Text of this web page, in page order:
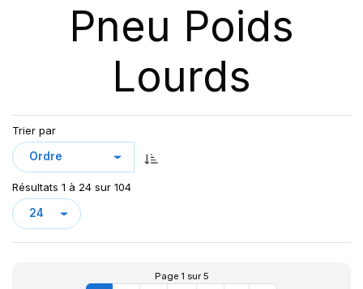
Pneu Poids
Lourds
Trier par
Résultats 1 à 24 sur 104
Page 1 sur 5